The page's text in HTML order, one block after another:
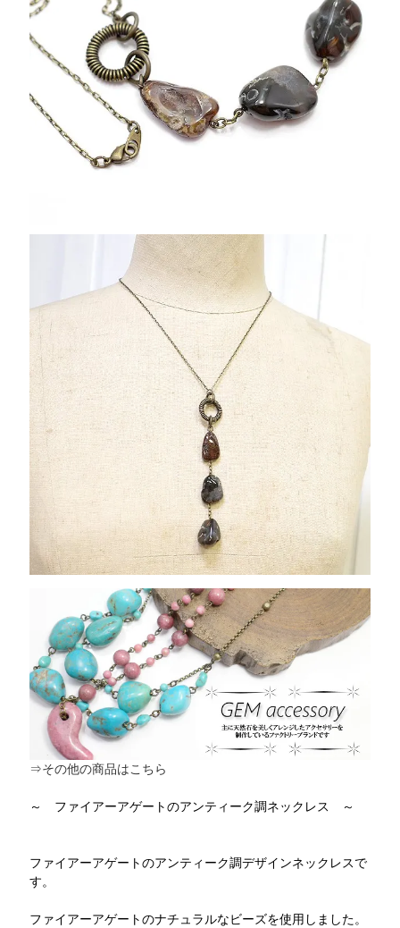
⇒その他の商品はこちら
～ ファイアーアゲートのアンティーク調ネックレス ～
ファイアーアゲートのアンティーク調デザインネックレスで
す。
ファイアーアゲートのナチュラルなビーズを使用しました。